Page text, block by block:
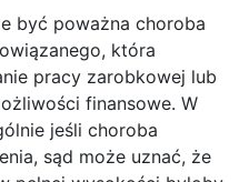
być poważna choroba
która
pracy zarobkowej lub
finansowe. W
jeśli choroba
sąd może uznać, że